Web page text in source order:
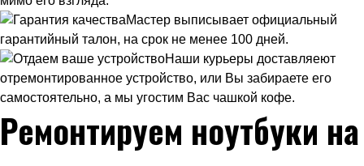
Мастер выписывает официальный
гарантийный талон, на срок не менее 100 дней.
Наши курьеры доставляеют
отремонтированное устройство, или Вы забираете его
самостоятельно, а мы угостим Вас чашкой кофе.
Ремонтируем ноутбуки на